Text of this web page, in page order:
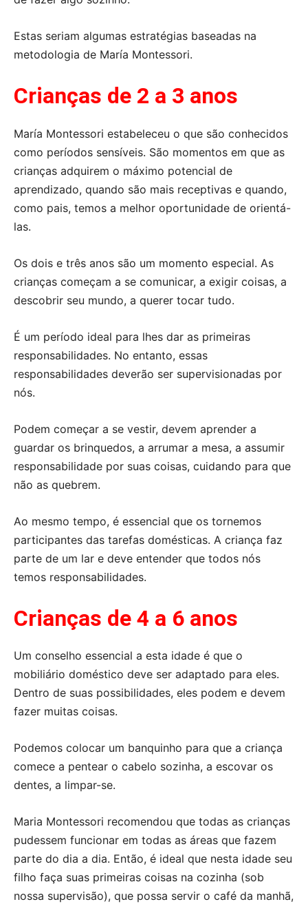
Estas seriam algumas estratégias baseadas na
metodologia de María Montessori.
Crianças de 2 a 3 anos
María Montessori estabeleceu o que são conhecidos
como períodos sensíveis. São momentos em que as
crianças adquirem o máximo potencial de
aprendizado, quando são mais receptivas e quando,
como pais, temos a melhor oportunidade de orientá-
las.
Os dois e três anos são um momento especial. As
crianças começam a se comunicar, a exigir coisas, a
descobrir seu mundo, a querer tocar tudo.
É um período ideal para lhes dar as primeiras
responsabilidades. No entanto, essas
responsabilidades deverão ser supervisionadas por
nós.
Podem começar a se vestir, devem aprender a
guardar os brinquedos, a arrumar a mesa, a assumir
responsabilidade por suas coisas, cuidando para que
não as quebrem.
Ao mesmo tempo, é essencial que os tornemos
participantes das tarefas domésticas. A criança faz
parte de um lar e deve entender que todos nós
temos responsabilidades.
Crianças de 4 a 6 anos
Um conselho essencial a esta idade é que o
mobiliário doméstico deve ser adaptado para eles.
Dentro de suas possibilidades, eles podem e devem
fazer muitas coisas.
Podemos colocar um banquinho para que a criança
comece a pentear o cabelo sozinha, a escovar os
dentes, a limpar-se.
Maria Montessori recomendou que todas as crianças
pudessem funcionar em todas as áreas que fazem
parte do dia a dia. Então, é ideal que nesta idade seu
filho faça suas primeiras coisas na cozinha (sob
nossa supervisão), que possa servir o café da manhã,